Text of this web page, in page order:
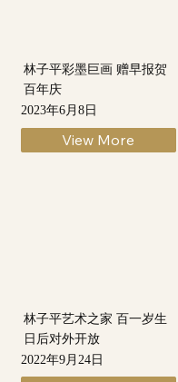
林子平彩墨巨画 赠早报贺
百年庆
2023年6月8日
View More
林子平艺术之家 百一岁生
日后对外开放
2022年9月24日